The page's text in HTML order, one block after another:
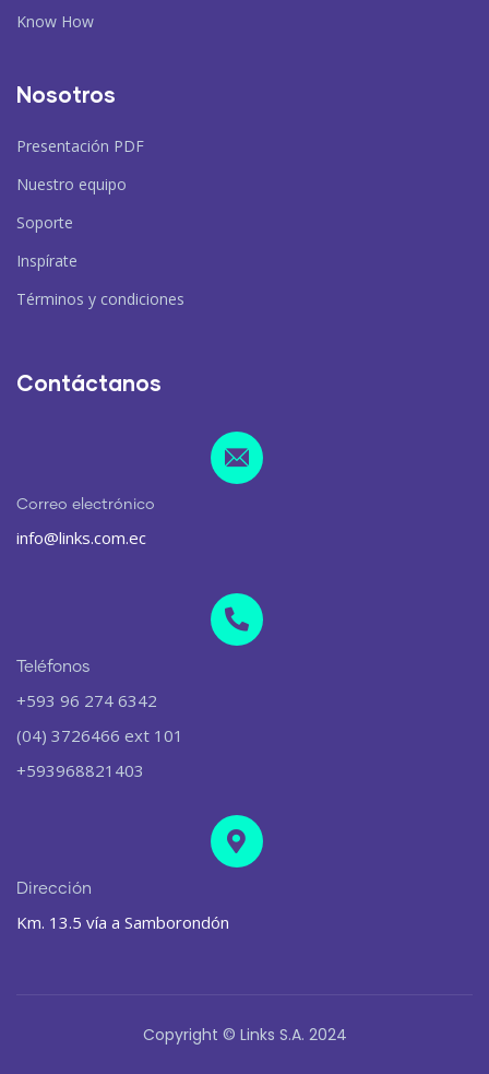
Know How
Nosotros
Presentación PDF
Nuestro equipo
Soporte
Inspírate
Términos y condiciones
Contáctanos
Correo electrónico
info@links.com.ec
Teléfonos
+593 96 274 6342
(04) 3726466 ext 101
+593968821403
Dirección
Km. 13.5 vía a Samborondón
Copyright © Links S.A. 2024